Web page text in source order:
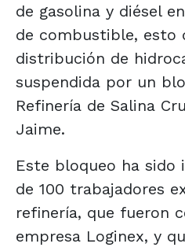
de gasolina y diésel
de combustible, esto
distribución de
suspendida por un
Refinería de Salina
Jaime.
Este bloqueo ha sido
de 100 trabajadores
refinería, que fueron
empresa Loginex, y